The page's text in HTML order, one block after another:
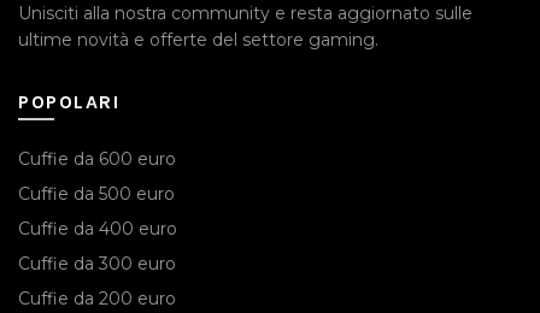
Unisciti alla nostra community e resta aggiornato sulle
ultime novità e offerte del settore gaming.
POPOLARI
Cuffie da 600 euro
Cuffie da 500 euro
Cuffie da 400 euro
Cuffie da 300 euro
Cuffie da 200 euro